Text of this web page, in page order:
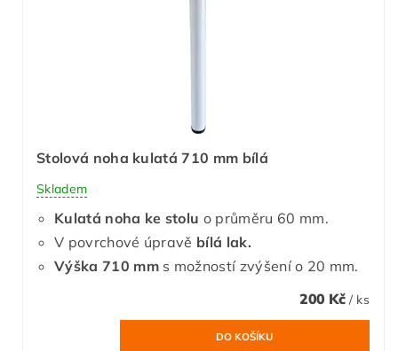
Stolová noha kulatá 710 mm bílá
Skladem
Kulatá noha ke stolu o průměru 60 mm.
V povrchové úpravě bílá lak.
Výška 710 mm s možností zvýšení o 20 mm.
200 Kč / ks